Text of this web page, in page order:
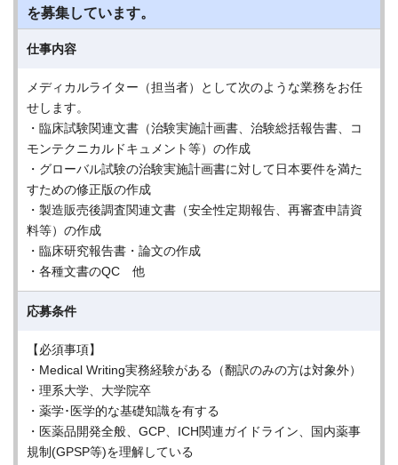
を募集しています。
仕事内容
メディカルライター（担当者）として次のような業務をお任
せします。
・臨床試験関連文書（治験実施計画書、治験総括報告書、コ
モンテクニカルドキュメント等）の作成
・グローバル試験の治験実施計画書に対して日本要件を満た
すための修正版の作成
・製造販売後調査関連文書（安全性定期報告、再審査申請資
料等）の作成
・臨床研究報告書・論文の作成
・各種文書のQC 他
応募条件
【必須事項】
・Medical Writing実務経験がある（翻訳のみの方は対象外）
・理系大学、大学院卒
・薬学･医学的な基礎知識を有する
・医薬品開発全般、GCP、ICH関連ガイドライン、国内薬事
規制(GPSP等)を理解している